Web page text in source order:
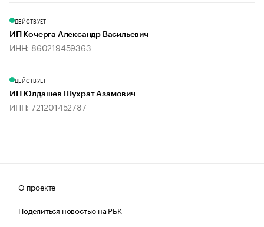
ДЕЙСТВУЕТ
ИП Кочерга Александр Васильевич
ИНН: 860219459363
ДЕЙСТВУЕТ
ИП Юлдашев Шухрат Азамович
ИНН: 721201452787
О проекте
Поделиться новостью на РБК